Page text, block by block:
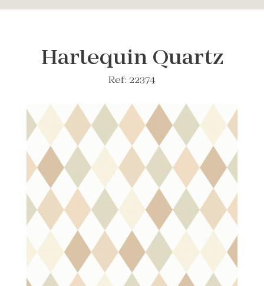
Harlequin Quartz
Ref: 22374